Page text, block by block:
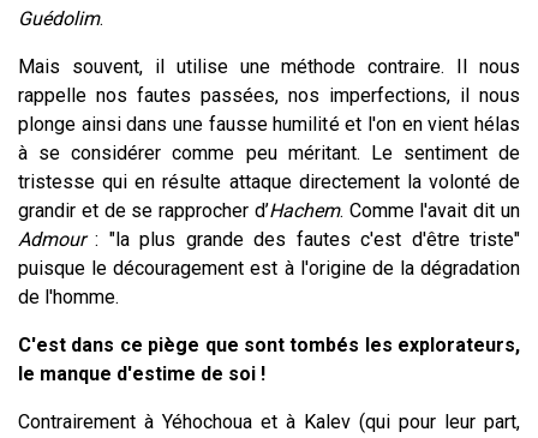
Guédolim.
Mais souvent, il utilise une méthode contraire. Il nous
rappelle nos fautes passées, nos imperfections, il nous
plonge ainsi dans une fausse humilité et l'on en vient hélas
à se considérer comme peu méritant.
Le sentiment de
tristesse qui en résulte attaque directement la volonté de
grandir et de se rapprocher d’Hachem. Comme l'avait dit un
Admour: "la plus grande des fautes c'est d'être triste"
puisque le découragement est à l'origine de la dégradation
de l'homme.
C'est dans ce piège que sont tombés les explorateurs,
le manque d'estime de soi !
Contrairement à Yéhochoua et à Kalev (qui pour leur part,